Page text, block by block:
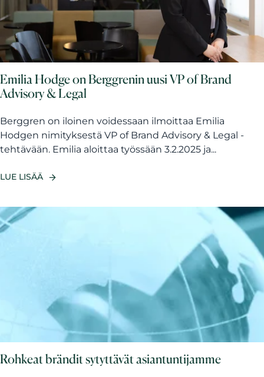
Emilia Hodge on Berggrenin uusi VP of Brand
Advisory & Legal
Berggren on iloinen voidessaan ilmoittaa Emilia
Hodgen nimityksestä VP of Brand Advisory & Legal -
tehtävään. Emilia aloittaa työssään 3.2.2025 ja...
LUE LISÄÄ
Rohkeat brändit sytyttävät asiantuntijamme